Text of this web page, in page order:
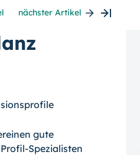
nächster Artikel
gute
Spezialisten